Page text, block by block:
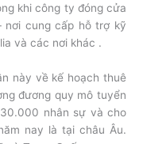
khi công ty đóng cửa
nơi cung cấp hỗ trợ kỹ
và các nơi khác .
này về kế hoạch thuê
đương quy mô tuyển
nhân sự và cho
nay là tại châu Âu.